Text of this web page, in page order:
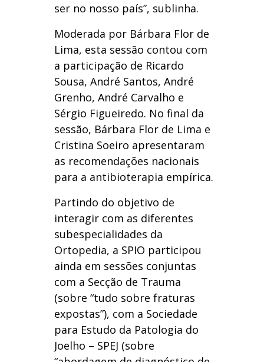
ser no nosso país”, sublinha.
Moderada por Bárbara Flor de
Lima, esta sessão contou com
a participação de Ricardo
Sousa, André Santos, André
Grenho, André Carvalho e
Sérgio Figueiredo. No final da
sessão, Bárbara Flor de Lima e
Cristina Soeiro apresentaram
as recomendações nacionais
para a antibioterapia empírica.
Partindo do objetivo de
interagir com as diferentes
subespecialidades da
Ortopedia, a SPIO participou
ainda em sessões conjuntas
com a Secção de Trauma
(sobre “tudo sobre fraturas
expostas”), com a Sociedade
para Estudo da Patologia do
Joelho – SPEJ (sobre